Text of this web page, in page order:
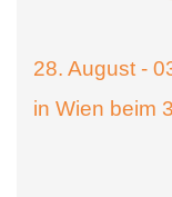
28. August -
in Wien beim